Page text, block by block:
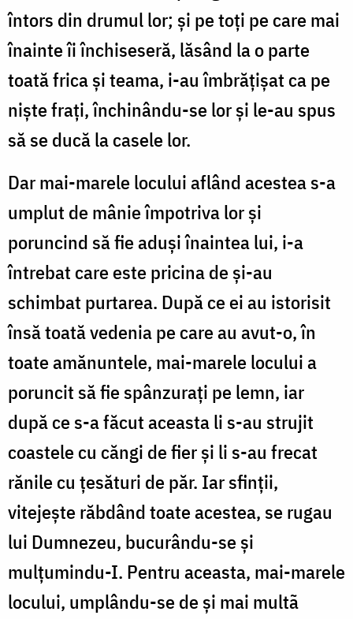
întors din drumul lor; şi pe toţi pe care mai
înainte îi închiseseră, lăsând la o parte
toată frica şi teama, i-au îmbrăţişat ca pe
nişte fraţi, închinându-se lor şi le-au spus
să se ducă la casele lor.
Dar mai-marele locului aflând acestea s-a
umplut de mânie împotriva lor şi
poruncind să fie aduşi înaintea lui, i-a
întrebat care este pricina de şi-au
schimbat purtarea. După ce ei au istorisit
însă toată vedenia pe care au avut-o, în
toate amănuntele, mai-marele locului a
poruncit să fie spânzuraţi pe lemn, iar
după ce s-a făcut aceasta li s-au strujit
coastele cu căngi de fier şi li s-au frecat
rănile cu ţesături de păr. Iar sfinţii,
vitejeşte răbdând toate acestea, se rugau
lui Dumnezeu, bucurându-se şi
mulţumindu-I. Pentru aceasta, mai-marele
locului, umplându-se de şi mai multã